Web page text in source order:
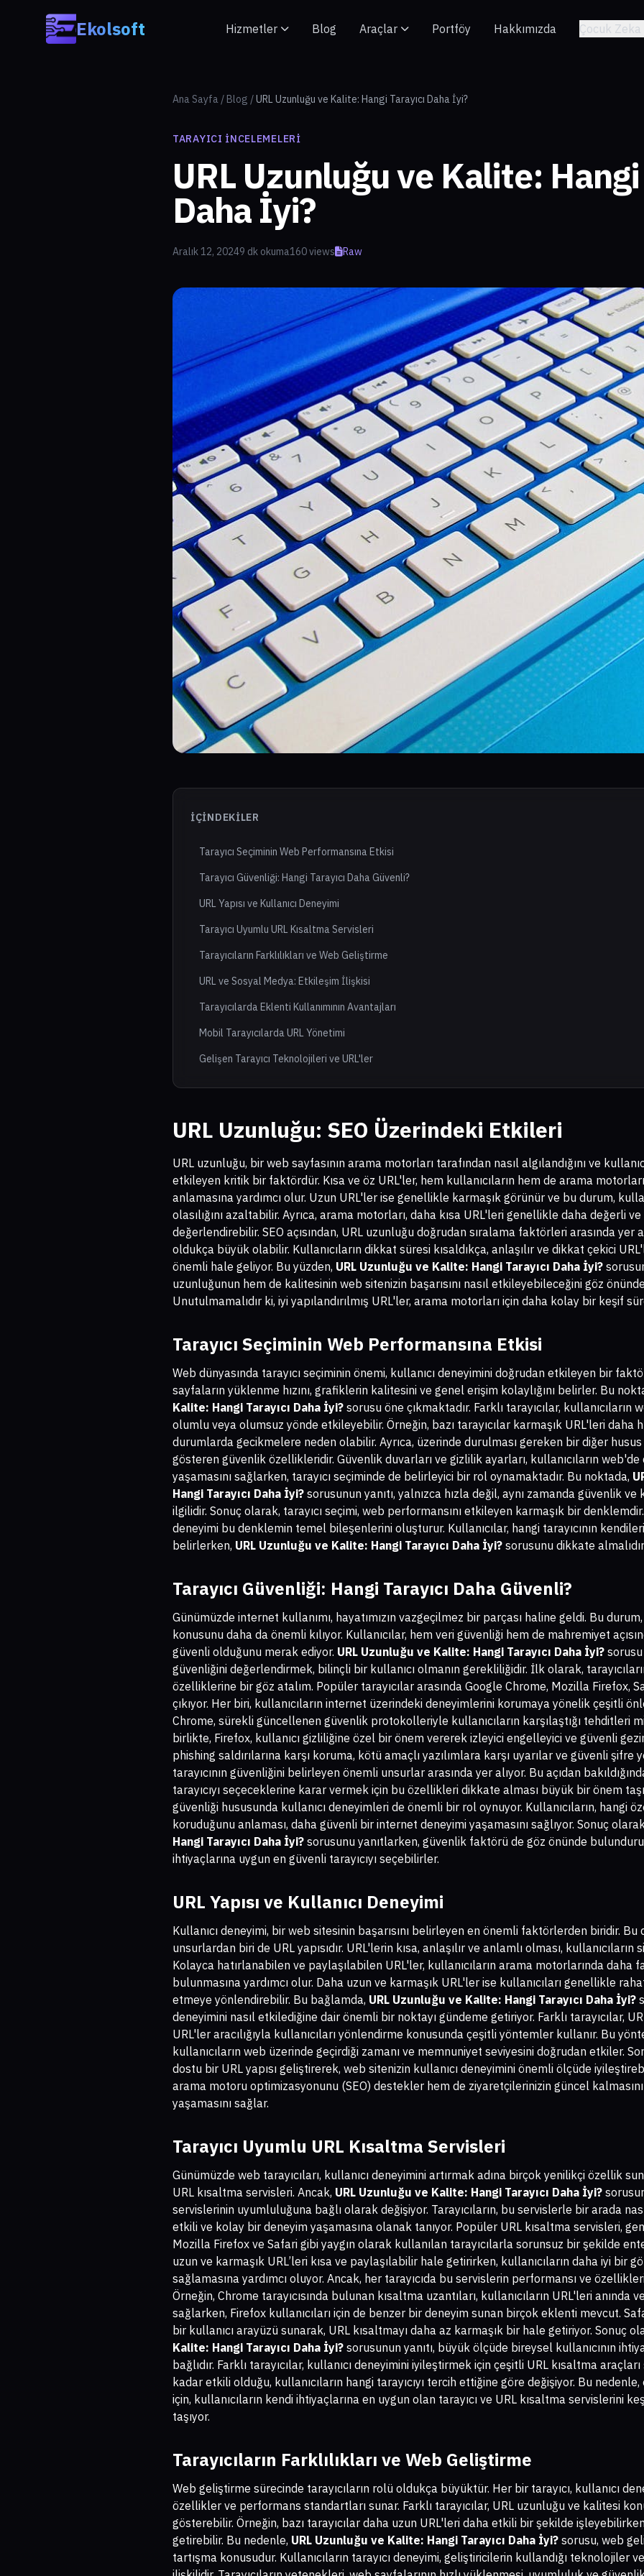
Ekolsoft Hizmetler Blog Araçlar Portföy Hakkımızda Çocuk Zeka
Ana Sayfa / Blog /URL Uzunluğu ve Kalite: Hangi Tarayıcı Daha İyi?
TARAYICI İNCELEMELERI
URL Uzunluğu ve Kalite: Hangi
Daha İyi?
Aralık 12, 20249 dk okuma160 views Raw
İÇINDEKILER
Tarayıcı Seçiminin Web Performansına Etkisi
Tarayıcı Güvenliği: Hangi Tarayıcı Daha Güvenli?
URL Yapısı ve Kullanıcı Deneyimi
Tarayıcı Uyumlu URL Kısaltma Servisleri
Tarayıcıların Farklılıkları ve Web Geliştirme
URL ve Sosyal Medya: Etkileşim İlişkisi
Tarayıcılarda Eklenti Kullanımının Avantajları
Mobil Tarayıcılarda URL Yönetimi
Gelişen Tarayıcı Teknolojileri ve URL'ler
URL Uzunluğu: SEO Üzerindeki Etkileri
URL uzunluğu, bir web sayfasının arama motorları tarafından nasıl algılandığını ve
etkileyen kritik bir faktördür. Kısa ve öz URL'ler, hem kullanıcıların hem de arama
anlamasına yardımcı olur. Uzun URL'ler ise genellikle karmaşık görünür ve bu durum,
olasılığını azaltabilir. Ayrıca, arama motorları, daha kısa URL'leri genellikle daha değerli
değerlendirebilir. SEO açısından, URL uzunluğu doğrudan sıralama faktörleri arasında yer
oldukça büyük olabilir. Kullanıcıların dikkat süresi kısaldıkça, anlaşılır ve dikkat çekici
önemli hale geliyor. Bu yüzden, URL Uzunluğu ve Kalite: Hangi Tarayıcı Daha İyi?
uzunluğunun hem de kalitesinin web sitenizin başarısını nasıl etkileyebileceğini göz
Unutulmamalıdır ki, iyi yapılandırılmış URL'ler, arama motorları için daha kolay bir keşif
Tarayıcı Seçiminin Web Performansına Etkisi
Web dünyasında tarayıcı seçiminin önemi, kullanıcı deneyimini doğrudan etkileyen bir
sayfaların yüklenme hızını, grafiklerin kalitesini ve genel erişim kolaylığını belirler. Bu
Kalite: Hangi Tarayıcı Daha İyi? sorusu öne çıkmaktadır. Farklı tarayıcılar,
olumlu veya olumsuz yönde etkileyebilir. Örneğin, bazı tarayıcılar karmaşık URL'leri daha
durumlarda gecikmelere neden olabilir. Ayrıca, üzerinde durulması gereken bir diğer husus
gösteren güvenlik özellikleridir. Güvenlik duvarları ve gizlilik ayarları, kullanıcıların
yaşamasını sağlarken, tarayıcı seçiminde de belirleyici bir rol oynamaktadır. Bu noktada,
Hangi Tarayıcı Daha İyi? sorusunun yanıtı, yalnızca hızla değil, aynı zamanda güvenlik
ilgilidir. Sonuç olarak, tarayıcı seçimi, web performansını etkileyen karmaşık bir
deneyimi bu denklemin temel bileşenlerini oluşturur. Kullanıcılar, hangi tarayıcının
belirlerken, URL Uzunluğu ve Kalite: Hangi Tarayıcı Daha İyi? sorusunu dikkate
Tarayıcı Güvenliği: Hangi Tarayıcı Daha Güvenli?
Günümüzde internet kullanımı, hayatımızın vazgeçilmez bir parçası haline geldi. Bu
konusunu daha da önemli kılıyor. Kullanıcılar, hem veri güvenliği hem de mahremiyet
güvenli olduğunu merak ediyor. URL Uzunluğu ve Kalite: Hangi Tarayıcı Daha İyi? sorusu
güvenliğini değerlendirmek, bilinçli bir kullanıcı olmanın gerekliliğidir. İlk olarak,
özelliklerine bir göz atalım. Popüler tarayıcılar arasında Google Chrome, Mozilla Firefox,
çıkıyor. Her biri, kullanıcıların internet üzerindeki deneyimlerini korumaya yönelik çeşitli
Chrome, sürekli güncellenen güvenlik protokolleriyle kullanıcıların karşılaştığı tehditleri
birlikte, Firefox, kullanıcı gizliliğine özel bir önem vererek izleyici engelleyici ve güvenli
phishing saldırılarına karşı koruma, kötü amaçlı yazılımlara karşı uyarılar ve güvenli
tarayıcının güvenliğini belirleyen önemli unsurlar arasında yer alıyor. Bu açıdan
tarayıcıyı seçeceklerine karar vermek için bu özellikleri dikkate alması büyük bir önem
güvenliği hususunda kullanıcı deneyimleri de önemli bir rol oynuyor. Kullanıcıların, hangi
koruduğunu anlaması, daha güvenli bir internet deneyimi yaşamasını sağlıyor. Sonuç
Hangi Tarayıcı Daha İyi? sorusunu yanıtlarken, güvenlik faktörü de göz önünde
ihtiyaçlarına uygun en güvenli tarayıcıyı seçebilirler.
URL Yapısı ve Kullanıcı Deneyimi
Kullanıcı deneyimi, bir web sitesinin başarısını belirleyen en önemli faktörlerden biridir.
unsurlardan biri de URL yapısıdır. URL'lerin kısa, anlaşılır ve anlamlı olması, kullanıcıların
Kolayca hatırlanabilen ve paylaşılabilen URL'ler, kullanıcıların arama motorlarında daha
bulunmasına yardımcı olur. Daha uzun ve karmaşık URL'ler ise kullanıcıları genellikle
etmeye yönlendirebilir. Bu bağlamda, URL Uzunluğu ve Kalite: Hangi Tarayıcı Daha İyi?
deneyimini nasıl etkilediğine dair önemli bir noktayı gündeme getiriyor. Farklı tarayıcılar,
URL'ler aracılığıyla kullanıcıları yönlendirme konusunda çeşitli yöntemler kullanır. Bu
kullanıcıların web üzerinde geçirdiği zamanı ve memnuniyet seviyesini doğrudan etkiler.
dostu bir URL yapısı geliştirerek, web sitenizin kullanıcı deneyimini önemli ölçüde
arama motoru optimizasyonunu (SEO) destekler hem de ziyaretçilerinizin güncel
yaşamasını sağlar.
Tarayıcı Uyumlu URL Kısaltma Servisleri
Günümüzde web tarayıcıları, kullanıcı deneyimini artırmak adına birçok yenilikçi özellik
URL kısaltma servisleri. Ancak, URL Uzunluğu ve Kalite: Hangi Tarayıcı Daha İyi?
servislerinin uyumluluğuna bağlı olarak değişiyor. Tarayıcıların, bu servislerle bir arada
etkili ve kolay bir deneyim yaşamasına olanak tanıyor. Popüler URL kısaltma servisleri,
Mozilla Firefox ve Safari gibi yaygın olarak kullanılan tarayıcılarla sorunsuz bir şekilde
uzun ve karmaşık URL’leri kısa ve paylaşılabilir hale getirirken, kullanıcıların daha iyi bir
sağlamasına yardımcı oluyor. Ancak, her tarayıcıda bu servislerin performansı ve
Örneğin, Chrome tarayıcısında bulunan kısaltma uzantıları, kullanıcıların URL'leri anında
sağlarken, Firefox kullanıcıları için de benzer bir deneyim sunan birçok eklenti mevcut.
bir kullanıcı arayüzü sunarak, URL kısaltmayı daha az karmaşık bir hale getiriyor. Sonuç
Kalite: Hangi Tarayıcı Daha İyi? sorusunun yanıtı, büyük ölçüde bireysel kullanıcının
bağlıdır. Farklı tarayıcılar, kullanıcı deneyimini iyileştirmek için çeşitli URL kısaltma
kadar etkili olduğu, kullanıcıların hangi tarayıcıyı tercih ettiğine göre değişiyor. Bu
için, kullanıcıların kendi ihtiyaçlarına en uygun olan tarayıcı ve URL kısaltma servislerini
taşıyor.
Tarayıcıların Farklılıkları ve Web Geliştirme
Web geliştirme sürecinde tarayıcıların rolü oldukça büyüktür. Her bir tarayıcı, kullanıcı
özellikler ve performans standartları sunar. Farklı tarayıcılar, URL uzunluğu ve kalitesi
gösterebilir. Örneğin, bazı tarayıcılar daha uzun URL'leri daha etkili bir şekilde
getirebilir. Bu nedenle, URL Uzunluğu ve Kalite: Hangi Tarayıcı Daha İyi? sorusu, web
tartışma konusudur. Kullanıcıların tarayıcı deneyimi, geliştiricilerin kullandığı teknolojiler